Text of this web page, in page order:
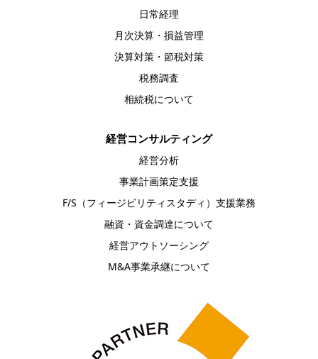
日常経理
月次決算・損益管理
決算対策・節税対策
税務調査
相続税について
経営コンサルティング
経営分析
事業計画策定支援
F/S（フィージビリティスタディ）支援業務
融資・資金調達について
経営アウトソーシング
M&A事業承継について